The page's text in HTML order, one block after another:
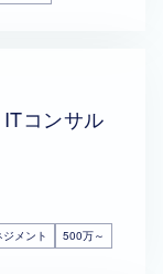
コンサル
メント 500万～